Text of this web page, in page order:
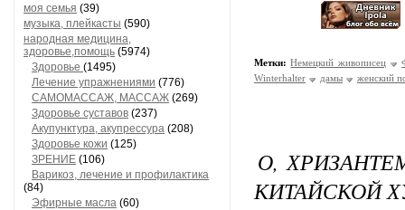
моя семья (39)
музыка, плейкасты (590)
народная медицина,
здоровье,помощь (5974)
Здоровье (1495)
Лечение упражнениями (776)
САМОМАССАЖ, МАССАЖ (269)
Здоровье суставов (237)
Акупунктура, акупрессура (208)
Здоровье кожи (125)
ЗРЕНИЕ (106)
Варикоз, лечение и профилактика
(84)
Эфирные масла (60)
Метки: Немецкий живописец
Winterhalter
дамы женский
О,
КИТАЙСКОЙ